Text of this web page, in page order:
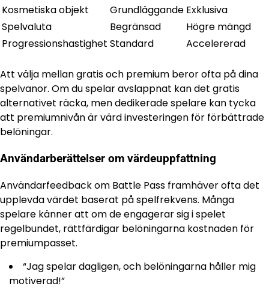
Kosmetiska objekt
Grundläggande Exklusiva
Spelvaluta
Begränsad
Högre mängd
Progressionshastighet Standard Accelererad
Att välja mellan gratis och premium beror ofta på dina
spelvanor. Om du spelar avslappnat kan det gratis
alternativet räcka, men dedikerade spelare kan tycka
att premiumnivån är värd investeringen för förbättrade
belöningar.
Användarberättelser om värdeuppfattning
Användarfeedback om Battle Pass framhäver ofta det
upplevda värdet baserat på spelfrekvens. Många
spelare känner att om de engagerar sig i spelet
regelbundet, rättfärdigar belöningarna kostnaden för
premiumpasset.
“Jag spelar dagligen, och belöningarna håller mig
motiverad!”